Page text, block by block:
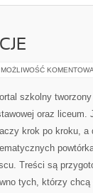
MOŻLIWOŚĆ
szkolny
oraz
krok po kroku, a
Treści są
tych, którzy